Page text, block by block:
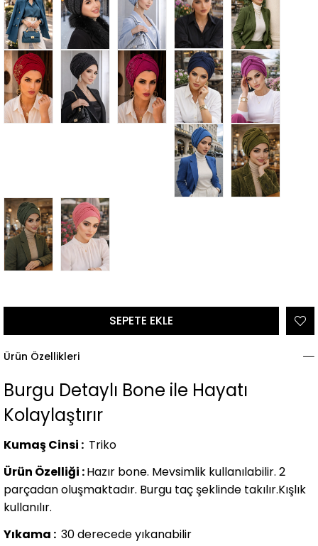
Ürün Özellikleri
Burgu Detaylı Bone ile Hayatı
Kolaylaştırır
Kumaş Cinsi : Triko
Ürün Özelliği :Hazır bone. Mevsimlik kullanılabilir. 2
parçadan oluşmaktadır. Burgu taç şeklinde takılır.Kışlık
kullanılır.
Yıkama : 30 derecede yıkanabilir